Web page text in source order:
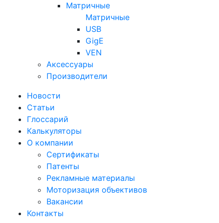
Матричные
Матричные
USB
GigE
VEN
Аксессуары
Производители
Новости
Статьи
Глоссарий
Калькуляторы
О компании
Сертификаты
Патенты
Рекламные материалы
Моторизация объективов
Вакансии
Контакты